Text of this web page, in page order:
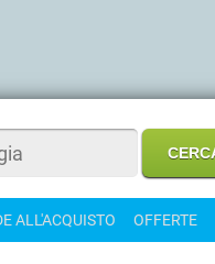
ALL'ACQUISTO OFFERTE